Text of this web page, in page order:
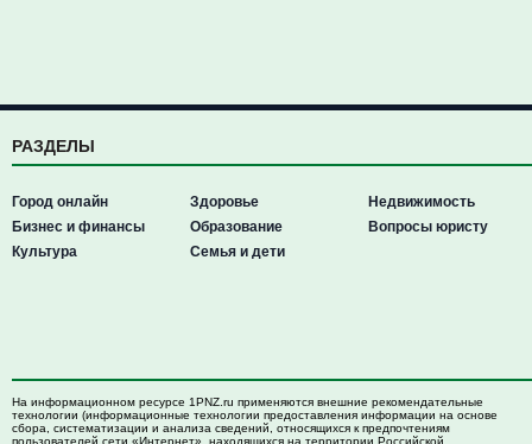
РАЗДЕЛЫ
Город онлайн
Бизнес и финансы
Культура
Здоровье
Образование
Семья и дети
Недвижимость
Вопросы юристу
На информационном ресурсе 1PNZ.ru применяются внешние рекомендательные
технологии (информационные технологии предоставления информации на основе
сбора, систематизации и анализа сведений, относящихся к предпочтениям
пользователей сети «Интернет», находящихся на территории Российской